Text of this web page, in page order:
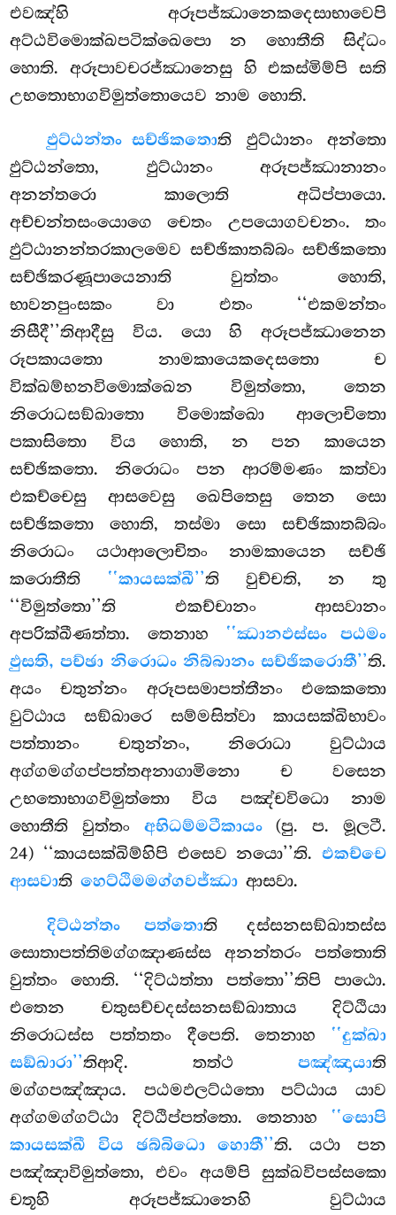
එවඤ්හි අරූපජ්ඣානෙකදෙසාභාවෙපි
අට්ඨවිමොක්ඛපටික්ඛෙපො න හොතීති සිද්ධං
හොති. අරූපාවචරජ්ඣානෙසු හි එකස්මිම්පි සති
උභතොභාගවිමුත්තොයෙව නාම හොති.
ඵුට්ඨන්තං සච්ඡිකතොති ඵුට්ඨානං අන්තො
ඵුට්ඨන්තො, ඵුට්ඨානං අරූපජ්ඣානානං
අනන්තරො කාලොති අධිප්පායො.
අච්චන්තසංයොගෙ චෙතං උපයොගවචනං. තං
ඵුට්ඨානන්තරකාලමෙව සච්ඡිකාතබ්බං සච්ඡිකතො
සච්ඡිකරණූපායෙනාති වුත්තං හොති,
භාවනපුංසකං වා එතං ‘‘එකමන්තං
නිසීදී’’තිආදීසු විය. යො හි අරූපජ්ඣානෙන
රූපකායතො නාමකායෙකදෙසතො ච
වික්ඛම්භනවිමොක්ඛෙන විමුත්තො, තෙන
නිරොධසඞ්ඛාතො විමොක්ඛො ආලොචිතො
පකාසිතො විය හොති, න පන කායෙන
සච්ඡිකතො. නිරොධං පන ආරම්මණං කත්වා
එකච්චෙසු ආසවෙසු ඛෙපිතෙසු තෙන සො
සච්ඡිකතො හොති, තස්මා සො සච්ඡිකාතබ්බං
නිරොධං යථාආලොචිතං නාමකායෙන සච්ඡි
කරොතීති ‘‘කායසක්ඛී’’ති වුච්චති, න තු
‘‘විමුත්තො’’ති එකච්චානං ආසවානං
අපරික්ඛීණත්තා. තෙනාහ ‘‘ඣානඵස්සං පඨමං
ඵුසති, පච්ඡා නිරොධං නිබ්බානං සච්ඡිකරොතී’’ති.
අයං චතුන්නං අරූපසමාපත්තීනං එකෙකතො
වුට්ඨාය සඞ්ඛාරෙ සම්මසිත්වා කායසක්ඛිභාවං
පත්තානං චතුන්නං, නිරොධා වුට්ඨාය
අග්ගමග්ගප්පත්තඅනාගාමිනො ච වසෙන
උභතොභාගවිමුත්තො විය පඤ්චවිධො නාම
හොතීති වුත්තං අභිධම්මටීකායං(පු. ප. මූලටී.
24) ‘‘කායසක්ඛිම්හිපි එසෙව නයො’’ති. එකච්චෙ
ආසවාතිහෙට්ඨිමමග්ගවජ්ඣා ආසවා.
දිට්ඨන්තං පත්තොති දස්සනසඞ්ඛාතස්ස
සොතාපත්තිමග්ගඤාණස්ස අනන්තරං පත්තොති
වුත්තං හොති. ‘‘දිට්ඨත්තා පත්තො’’තිපි පාඨො.
එතෙන චතුසච්චදස්සනසඞ්ඛාතාය දිට්ඨියා
නිරොධස්ස පත්තතං දීපෙති. තෙනාහ ‘‘දුක්ඛා
සඞ්ඛාරා’’තිආදි. තත්ථ පඤ්ඤායාති
මග්ගපඤ්ඤාය. පඨමඵලට්ඨතො පට්ඨාය යාව
අග්ගමග්ගට්ඨා දිට්ඨිප්පත්තො. තෙනාහ ‘‘සොපි
කායසක්ඛී විය ඡබ්බිධො හොතී’’ති. යථා පන
පඤ්ඤාවිමුත්තො, එවං අයම්පි සුක්ඛවිපස්සකො
චතූහි අරූපජ්ඣානෙහි වුට්ඨාය